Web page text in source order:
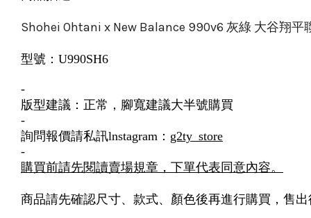
Shohei Ohtani x New Balance 990v6 灰綠 大谷翔平
型號：U990SH6
-
版型建議：正常，腳寬建議大半號購買
-
詢問報價請私訊lnstagram： g2ty_store
-
購買前請先閱讀賣場規章，下單代表同意內容。
商品請先確認尺寸、款式、顏色後再進行購買，售